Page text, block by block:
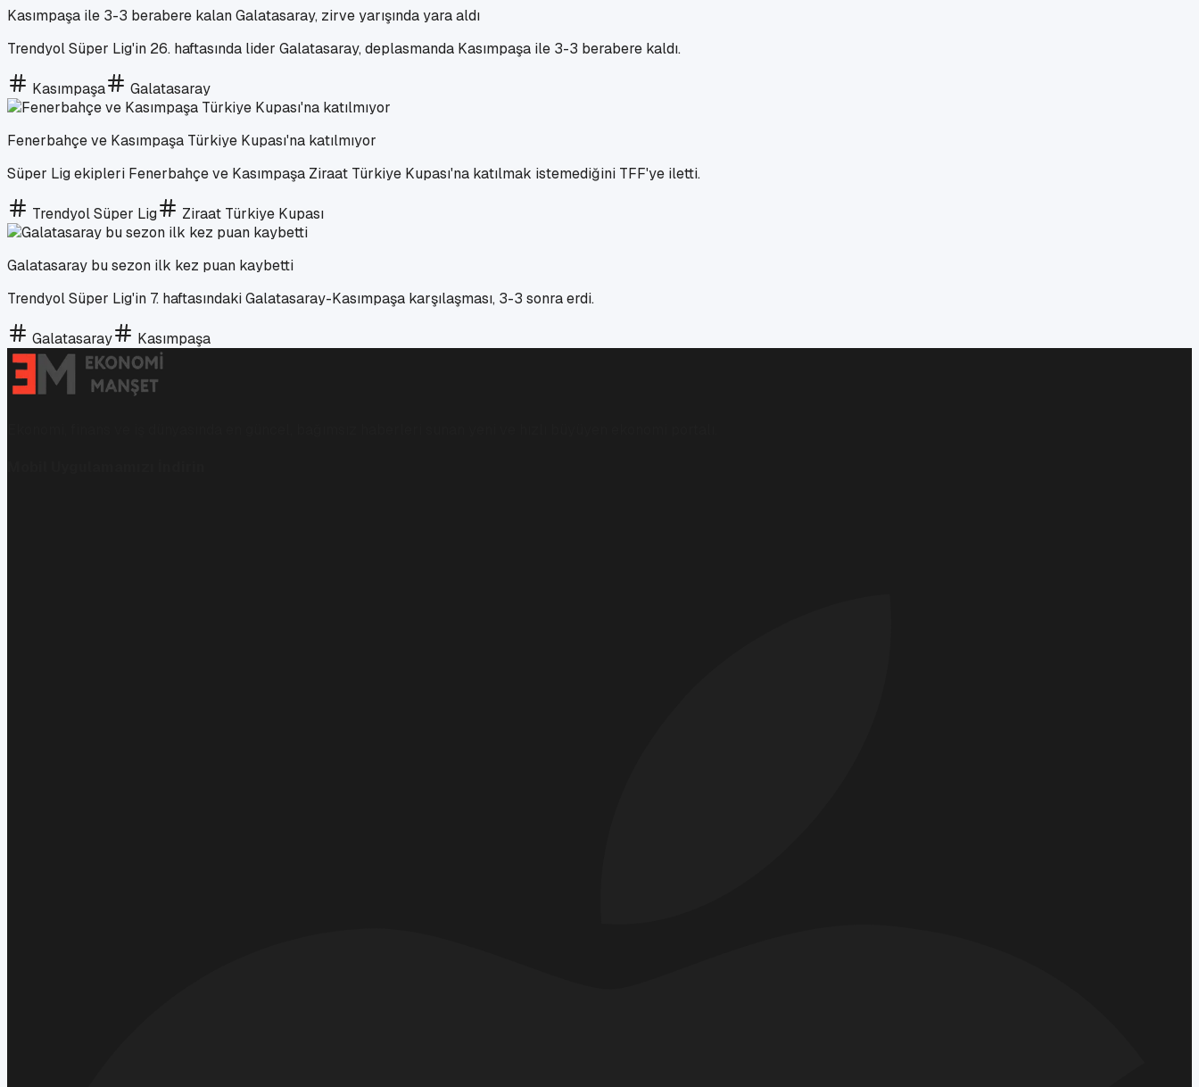
Kasımpaşa ile 3-3 berabere kalan Galatasaray, zirve yarışında yara aldı
Trendyol Süper Lig'in 26. haftasında lider Galatasaray, deplasmanda Kasımpaşa ile 3-3 berabere kaldı.
Kasımpaşa Galatasaray
Fenerbahçe ve Kasımpaşa Türkiye Kupası'na katılmıyor
Süper Lig ekipleri Fenerbahçe ve Kasımpaşa Ziraat Türkiye Kupası'na katılmak istemediğini TFF'ye iletti.
Trendyol Süper Lig Ziraat Türkiye Kupası
Galatasaray bu sezon ilk kez puan kaybetti
Trendyol Süper Lig'in 7. haftasındaki Galatasaray-Kasımpaşa karşılaşması, 3-3 sonra erdi.
Galatasaray Kasımpaşa